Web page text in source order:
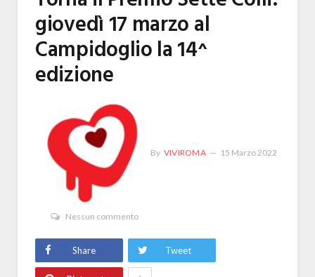
giovedì 17 marzo al
Campidoglio la 14^
edizione
By VIVIROMA 15 Marzo 2022
Nessun commento
Share Tweet